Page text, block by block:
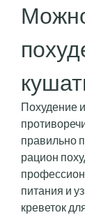
Похудение
правильно
рацион
питания и
креветок